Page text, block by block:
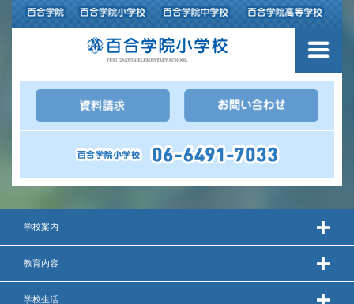
学校案内
教育内容
学校生活
３つの豊かさ・沿革
施設紹介
アクセスマップ
制服紹介
スクールバス運行